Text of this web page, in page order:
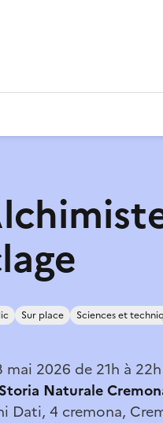
Sur place Sciences et
mai 2026 de 21h à 22h
Naturale
Dati, 4 cremona,